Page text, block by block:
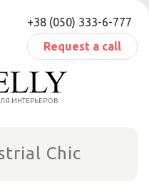
+38 (050) 333-6-777
Request a call
ИНТЕРЬЕРОВ
Chic